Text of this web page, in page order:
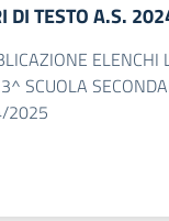
DI TESTO A.S.
ELENCHI
SCUOLA
2025